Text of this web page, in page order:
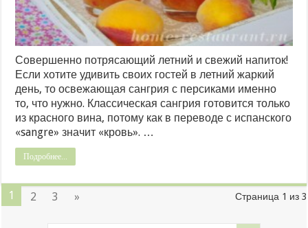
Совершенно потрясающий летний и свежий напиток!
Если хотите удивить своих гостей в летний жаркий
день, то освежающая сангрия с персиками именно
то, что нужно. Классическая сангрия готовится только
из красного вина, потому как в переводе с испанского
«sangre» значит «кровь». …
Подробнее...
Страница 1 из 3
1 2 3 »